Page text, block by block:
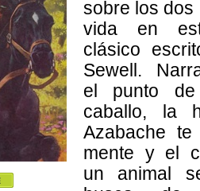
sobre los dos
vida en
clásico
Sewell.
el punto
caballo, la
Azabache
mente y el
un animal